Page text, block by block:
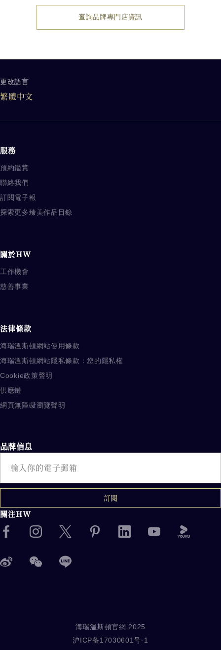
查詢品牌專門店資訊
牌其他相關内容
更改語言
繁體中文
服務
預約鑑賞
聯絡我們
訂閱電子報
探索更多臻美作品目錄
關於HW
工作機會
慈善事業
法律條款
海瑞溫斯頓網站使用條款
海瑞溫斯頓網站隱私條款：您的隱私權
Cookie政策聲明
供應鏈
網頁無障礙瀏覽聲明
品牌信息
訂閱
關注HW
海瑞溫斯頓官網 2025
沪ICP备17030601号-1